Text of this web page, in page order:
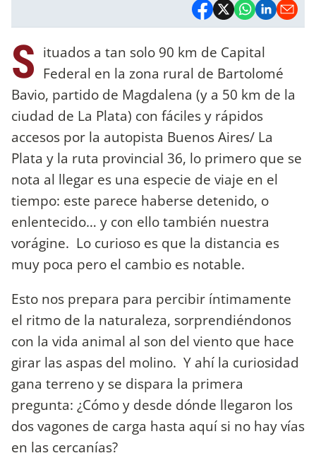
S ituados a tan solo 90 km de Capital
Federal en la zona rural de Bartolomé
Bavio, partido de Magdalena (y a 50 km de la
ciudad de La Plata) con fáciles y rápidos
accesos por la autopista Buenos Aires/ La
Plata y la ruta provincial 36, lo primero que se
nota al llegar es una especie de viaje en el
tiempo: este parece haberse detenido, o
enlentecido… y con ello también nuestra
vorágine. Lo curioso es que la distancia es
muy poca pero el cambio es notable.
Esto nos prepara para percibir íntimamente
el ritmo de la naturaleza, sorprendiéndonos
con la vida animal al son del viento que hace
girar las aspas del molino. Y ahí la curiosidad
gana terreno y se dispara la primera
pregunta: ¿Cómo y desde dónde llegaron los
dos vagones de carga hasta aquí si no hay vías
en las cercanías?